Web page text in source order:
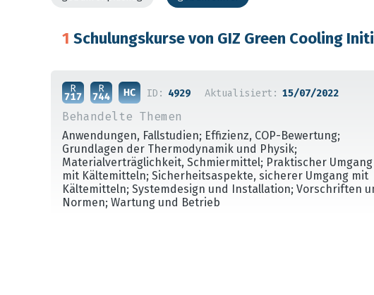
1 Schulungskurse von GIZ Green Cooling
ID: 4929 Aktualisiert: 15/07/2022
Behandelte Themen
Anwendungen, Fallstudien; Effizienz, COP-Bewertung;
Grundlagen der Thermodynamik und Physik;
Materialverträglichkeit, Schmiermittel; Praktischer Umgang
mit Kältemitteln; Sicherheitsaspekte, sicherer Umgang mit
Kältemitteln; Systemdesign und Installation; Vorschriften
Normen; Wartung und Betrieb